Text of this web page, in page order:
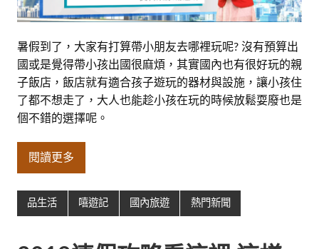
暑假到了，大家有打算帶小朋友去哪裡玩呢? 沒有預算出
國或是覺得帶小孩出國很麻煩，其實國內也有很好玩的親
子飯店，飯店就有適合孩子遊玩的器材與設施，讓小孩住
了都不想走了，大人也能趁小孩在玩的時候放鬆耍廢也是
個不錯的選擇呢。
閱讀更多
品生活 嘻遊記 國內旅遊 熱門新聞